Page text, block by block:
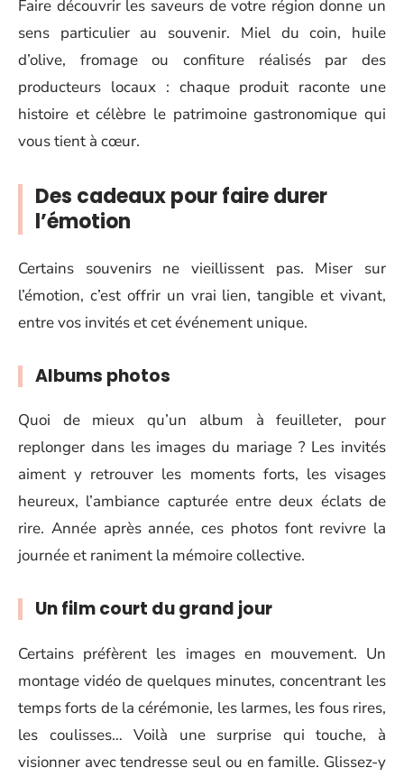
Faire découvrir les saveurs de votre région donne un
sens particulier au souvenir. Miel du coin, huile
d’olive, fromage ou confiture réalisés par des
producteurs locaux : chaque produit raconte une
histoire et célèbre le patrimoine gastronomique qui
vous tient à cœur.
Des cadeaux pour faire durer
l’émotion
Certains souvenirs ne vieillissent pas. Miser sur
l’émotion, c’est offrir un vrai lien, tangible et vivant,
entre vos invités et cet événement unique.
Albums photos
Quoi de mieux qu’un album à feuilleter, pour
replonger dans les images du mariage ? Les invités
aiment y retrouver les moments forts, les visages
heureux, l’ambiance capturée entre deux éclats de
rire. Année après année, ces photos font revivre la
journée et raniment la mémoire collective.
Un film court du grand jour
Certains préfèrent les images en mouvement. Un
montage vidéo de quelques minutes, concentrant les
temps forts de la cérémonie, les larmes, les fous rires,
les coulisses… Voilà une surprise qui touche, à
visionner avec tendresse seul ou en famille. Glissez-y